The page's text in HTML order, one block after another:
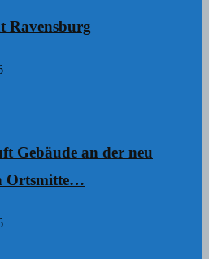
Ravensburg
Gebäude an der neu
Ortsmitte…